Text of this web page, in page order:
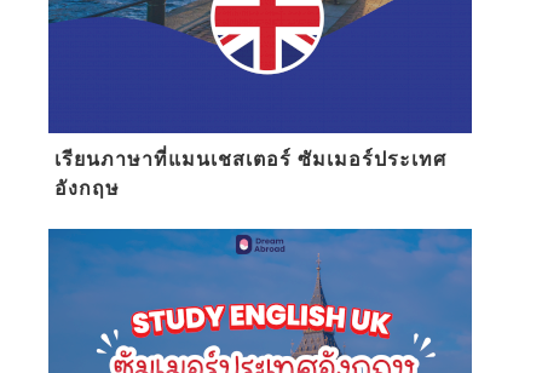
เรียนภาษาที่แมนเชสเตอร์ ซัมเมอร์ประเทศ
อังกฤษ